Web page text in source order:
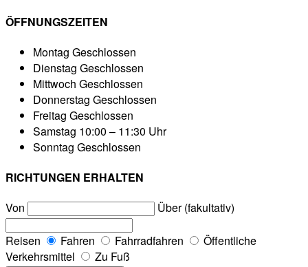
ÖFFNUNGSZEITEN
Montag Geschlossen
Dienstag Geschlossen
Mittwoch Geschlossen
Donnerstag Geschlossen
Freitag Geschlossen
Samstag 10:00 – 11:30 Uhr
Sonntag Geschlossen
RICHTUNGEN ERHALTEN
Von
Über (fakultativ)
Reisen Fahren Fahrradfahren
Öffentliche
Verkehrsmittel
Zu Fuß